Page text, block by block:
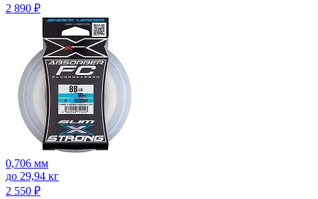
2 890 ₽
0,706 мм
до 29,94 кг
2 550 ₽